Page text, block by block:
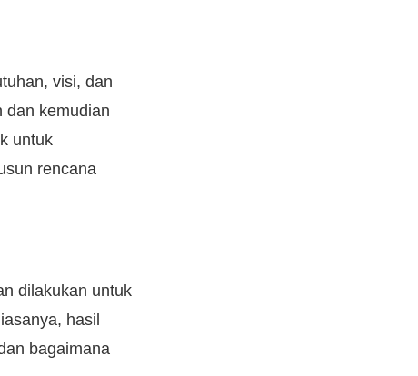
visi, dan
dan kemudian
untuk
rencana
dilakukan untuk
hasil
bagaimana